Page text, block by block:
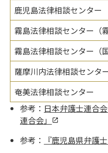
鹿児島法律相談センター
霧島法律相談センター（
霧島法律相談センター（
薩摩川内法律相談センタ
奄美法律相談センター
参考： 日本弁護士連合
連合会」
参考：
『鹿児島県弁護